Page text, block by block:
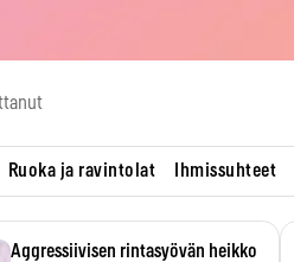
Ruoka ja ravintolat Ihmissuhteet
Aggressiivisen rintasyövän heikko